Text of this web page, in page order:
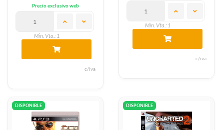
Precio exclusivo web
Min. Vta.: 1
c/iva
Min. Vta.: 1
c/iva
DISPONIBLE DISPONIBLE